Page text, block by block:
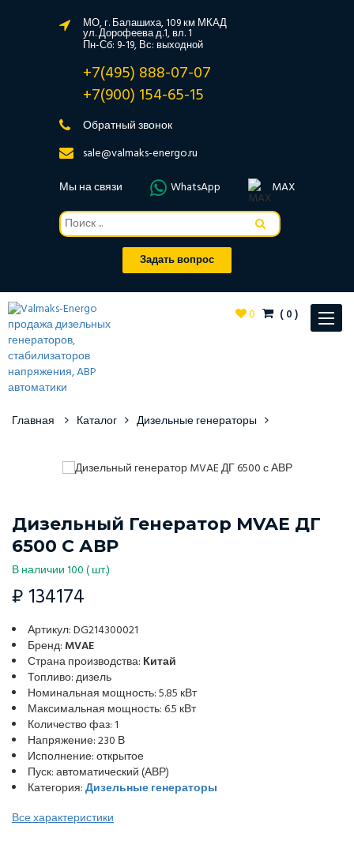
МО, г. Балашиха, 109 км МКАД
ул. Дорофеева д.1, вл. 1
Пн-Сб: 9-19, Вс: выходной
+7(495) 888-07-07
+7(900) 154-65-15
Обратный звонок
sale@valmaks-energo.ru
Мы на связи
WhatsApp MAX
Задать вопрос
Toggle
0 (0)
Главная Каталог Дизельные генераторы
Дизельный Генератор MVAE ДГ
6500 С АВР
В наличии 100 ( шт.)
₽ 134174
Артикул: DG214300021
Бренд: MVAE
Страна производства: Китай
Топливо: дизель
Номинальная мощность: 5.85 кВт
Максимальная мощность: 6.5 кВт
Количество фаз: 1
Напряжение: 230 В
Исполнение: открытое
Пуск: автоматический (АВР)
Категория:Дизельные генераторы
Все характеристики